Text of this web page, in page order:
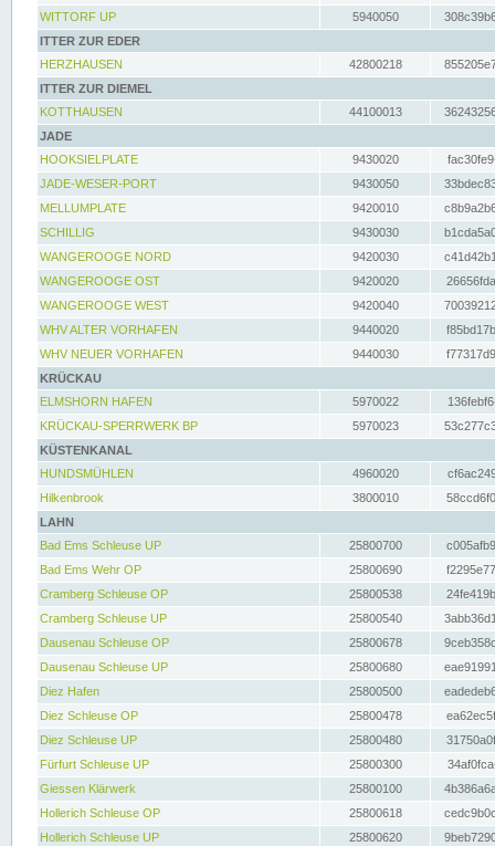
WITTORF UP
5940050
ITTER ZUR EDER
HERZHAUSEN
42800218
ITTER ZUR DIEMEL
KOTTHAUSEN
44100013
JADE
HOOKSIELPLATE
9430020
JADE-WESER-PORT
9430050
MELLUMPLATE
9420010
SCHILLIG
9430030
WANGEROOGE NORD
9420030
WANGEROOGE OST
9420020
WANGEROOGE WEST
9420040
WHV ALTER VORHAFEN
9440020
WHV NEUER VORHAFEN
9440030
KRÜCKAU
ELMSHORN HAFEN
5970022
KRÜCKAU-SPERRWERK BP
5970023
KÜSTENKANAL
HUNDSMÜHLEN
4960020
Hilkenbrook
3800010
LAHN
Bad Ems Schleuse UP
25800700
Bad Ems Wehr OP
25800690
Cramberg Schleuse OP
25800538
Cramberg Schleuse UP
25800540
Dausenau Schleuse OP
25800678
Dausenau Schleuse UP
25800680
Diez Hafen
25800500
Diez Schleuse OP
25800478
Diez Schleuse UP
25800480
Fürfurt Schleuse UP
25800300
Giessen Klärwerk
25800100
Hollerich Schleuse OP
25800618
Hollerich Schleuse UP
25800620